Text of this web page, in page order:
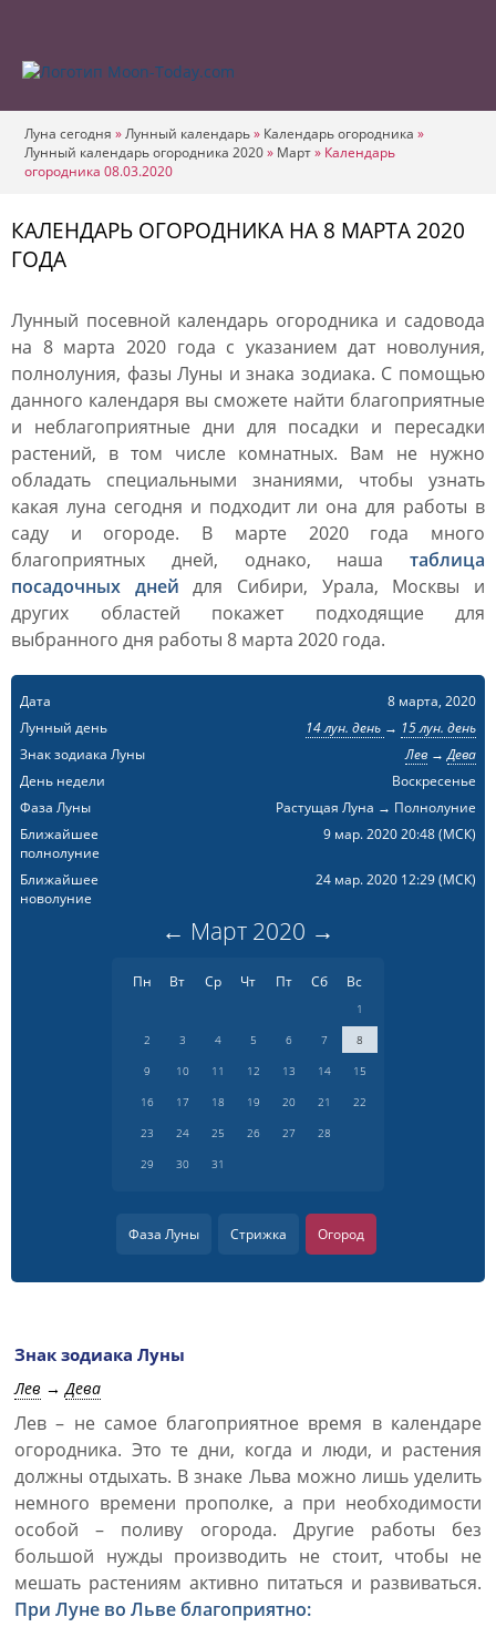
Луна сегодня »Лунный календарь» Календарь огородника »
Лунный календарь огородника 2020» Март» Календарь
огородника 08.03.2020
КАЛЕНДАРЬ ОГОРОДНИКА НА 8 МАРТА 2020
ГОДА
Лунный посевной календарь огородника и садовода
на 8 марта 2020 года с указанием дат новолуния,
полнолуния, фазы Луны и знака зодиака. С помощью
данного календаря вы сможете найти благоприятные
и неблагоприятные дни для посадки и пересадки
растений, в том числе комнатных. Вам не нужно
обладать специальными знаниями, чтобы узнать
какая луна сегодня и подходит ли она для работы в
саду и огороде. В марте 2020 года много
благоприятных дней, однако, наша таблица
посадочных дней для Сибири, Урала, Москвы и
других областей покажет подходящие для
выбранного дня работы 8 марта 2020 года.
Дата
8 марта, 2020
Лунный день
14 лун. день → 15 лун. день
Знак зодиака Луны
Лев→Дева
День недели
Воскресенье
Фаза Луны
Растущая Луна → Полнолуние
Ближайшее
полнолуние
9 мар. 2020 20:48(МСК)
Ближайшее
новолуние
24 мар. 2020 12:29(МСК)
← Март 2020 →
Пн Вт Ср Чт Пт Сб Вс
1
2
3 4 5 6 7
8
9
10 11 12 13 14
15
16
17 18 19 20 21
22
23
24 25 26 27
28
29
30 31
Фаза Луны Стрижка Огород
Знак зодиака Луны
Лев →Дева
Лев – не самое благоприятное время в календаре
огородника. Это те дни, когда и люди, и растения
должны отдыхать. В знаке Льва можно лишь уделить
немного времени прополке, а при необходимости
особой – поливу огорода. Другие работы без
большой нужды производить не стоит, чтобы не
мешать растениям активно питаться и развиваться.
При Луне во Льве благоприятно: